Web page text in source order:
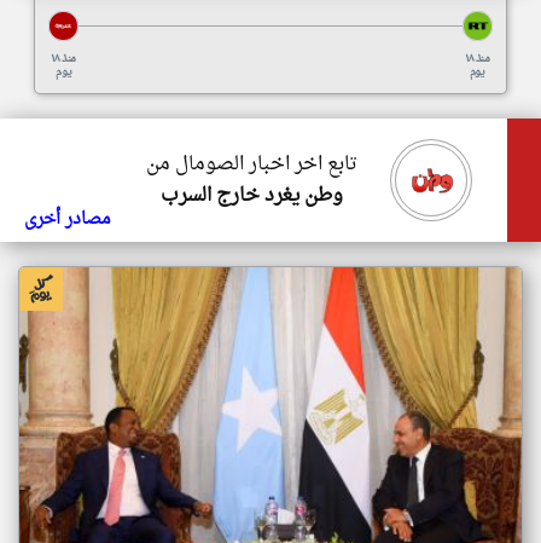
منذ ١٨
يوم
منذ ١٨
يوم
تابع اخر اخبار الصومال من
وطن يغرد خارج السرب
مصادر أخرى